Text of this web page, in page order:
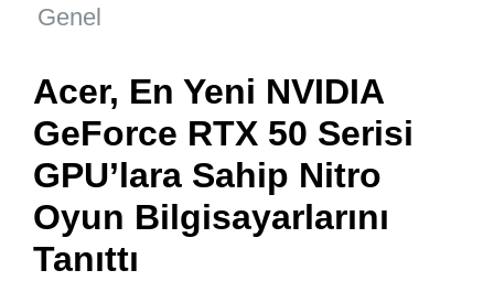
Genel
Acer, En Yeni NVIDIA
GeForce RTX 50 Serisi
GPU’lara Sahip Nitro
Oyun Bilgisayarlarını
Tanıttı